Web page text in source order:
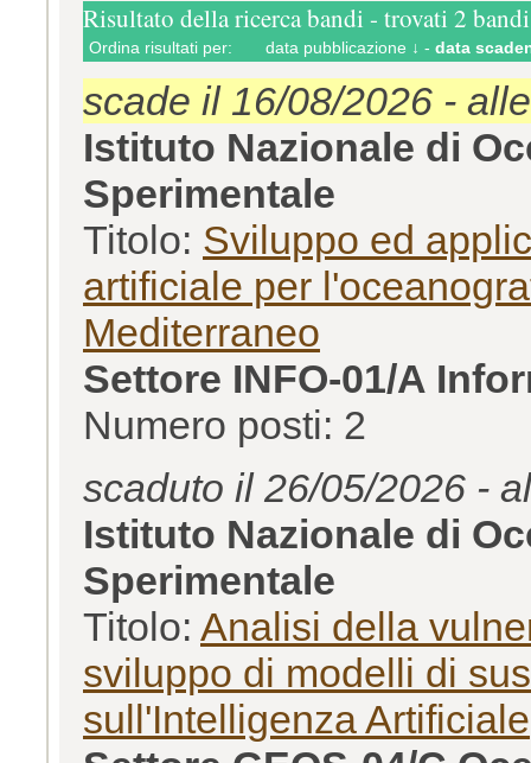
Risultato della ricerca bandi - trovati 2 bandi
Ordina risultati per: data pubblicazione ↓ - data
scade il 16/08/2026 -
Istituto Nazionale di
Sperimentale
Titolo: Sviluppo ed
artificiale per
Mediterraneo
Settore INFO-01/A
Numero posti: 2
scaduto il 26/05/2026 -
Istituto Nazionale di
Sperimentale
Titolo: Analisi della
sviluppo di modelli di
sull'Intelligenza Artificiale